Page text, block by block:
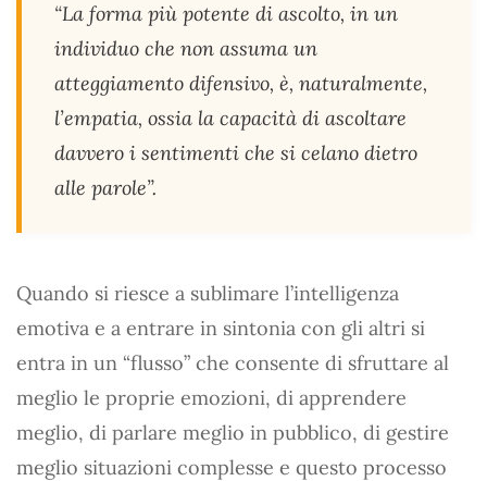
“La forma più potente di ascolto, in un
individuo che non assuma un
atteggiamento difensivo, è, naturalmente,
l’empatia, ossia la capacità di ascoltare
davvero i sentimenti che si celano dietro
alle parole”.
Quando si riesce a sublimare l’intelligenza
emotiva e a entrare in sintonia con gli altri si
entra in un “flusso” che consente di sfruttare al
meglio le proprie emozioni, di apprendere
meglio, di parlare meglio in pubblico, di gestire
meglio situazioni complesse e questo processo